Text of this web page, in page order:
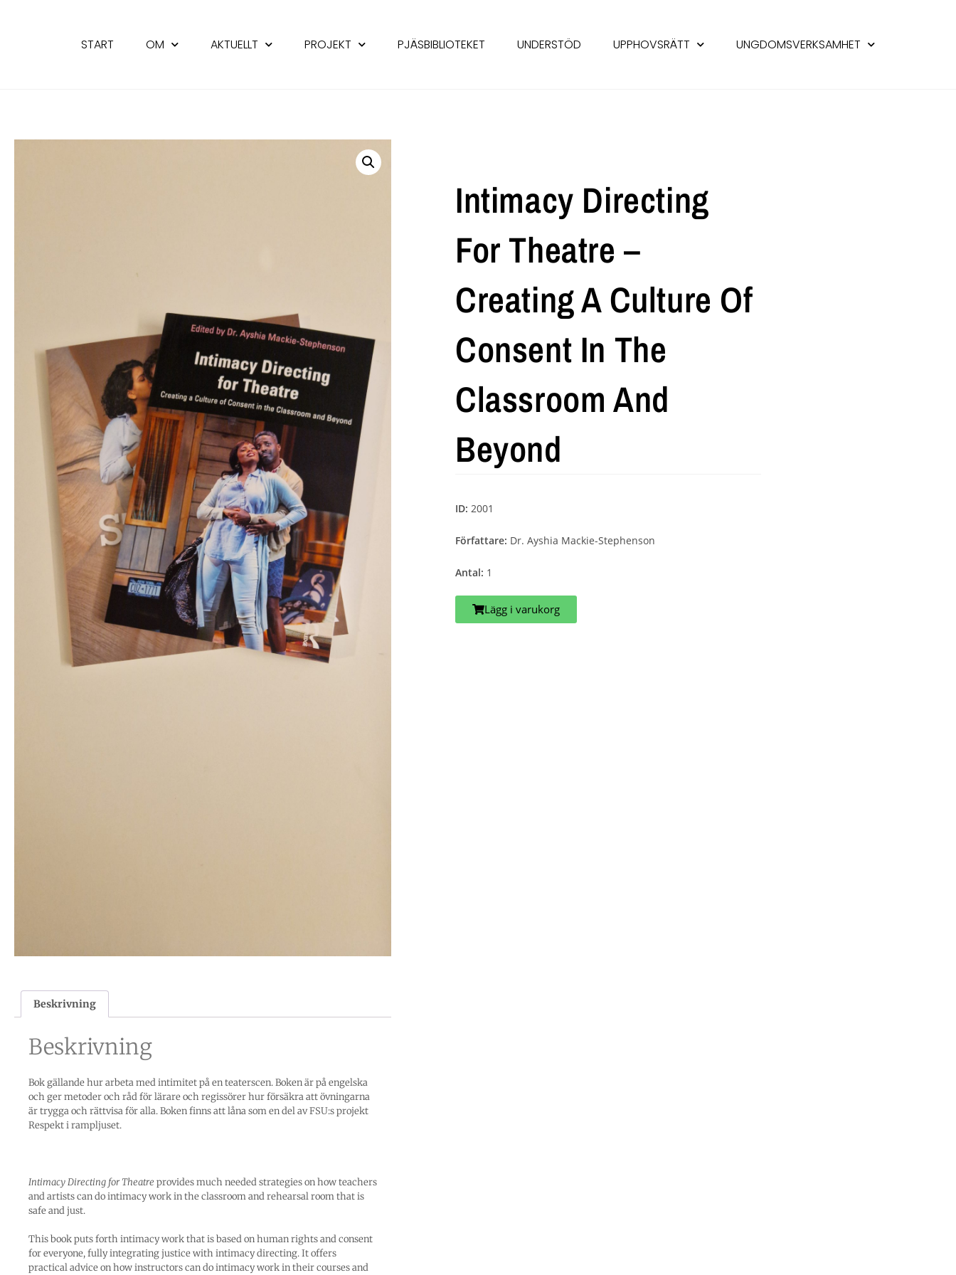
START OM AKTUELLT PROJEKT PJÄSBIBLIOTEKET UNDERSTÖD UPPHOVSRÄTT UNGDOMSVERKSAMHET
Beskrivning
Beskrivning
Bok gällande hur arbeta med intimitet på en teaterscen. Boken är på engelska
och ger metoder och råd för lärare och regissörer hur försäkra att övningarna
är trygga och rättvisa för alla. Boken finns att låna som en del av FSU:s projekt
Respekt i rampljuset.
Intimacy Directing for Theatre provides much needed strategies on how teachers
and artists can do intimacy work in the classroom and rehearsal room that is
safe and just.
This book puts forth intimacy work that is based on human rights and consent
for everyone, fully integrating justice with intimacy directing. It offers
practical advice on how instructors can do intimacy work in their courses and
Intimacy Directing
For Theatre –
Creating A Culture Of
Consent In The
Classroom And
Beyond
ID: 2001
Författare: Dr. Ayshia Mackie-Stephenson
Antal: 1
Lägg i varukorg